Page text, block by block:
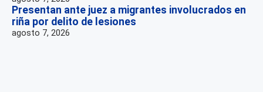
Presentan ante juez a migrantes involucrados en
riña por delito de lesiones
agosto 7, 2026